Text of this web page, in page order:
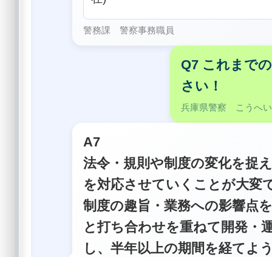
警務課 警察事務職員
Q7 これまで
さい！
兵庫県警察 こうへ
A7
法令・規則や制度の変化を捉
を対応させていくことが大変
制度の趣旨・業務への影響点
と打ち合わせを重ねて開発・
し、半年以上の期間を経てよ